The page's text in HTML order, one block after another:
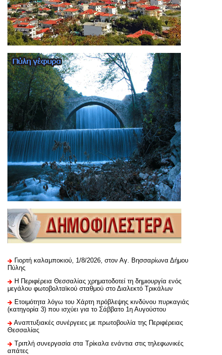
Γιορτή καλαμποκιού, 1/8/2026, στον Αγ. Βησσαρίωνα Δήμου
Πύλης
H Περιφέρεια Θεσσαλίας χρηματοδοτεί τη δημιουργία ενός
μεγάλου φωτοβολταϊκού σταθμού στο Διαλεκτό Τρικάλων
Ετοιμότητα λόγω του Χάρτη πρόβλεψης κινδύνου πυρκαγιάς
(κατηγορία 3) που ισχύει για το Σάββατο 1η Αυγούστου
Αναπτυξιακές συνέργειες με πρωτοβουλία της Περιφέρειας
Θεσσαλίας
Τριπλή συνεργασία στα Τρίκαλα ενάντια στις τηλεφωνικές
απάτες